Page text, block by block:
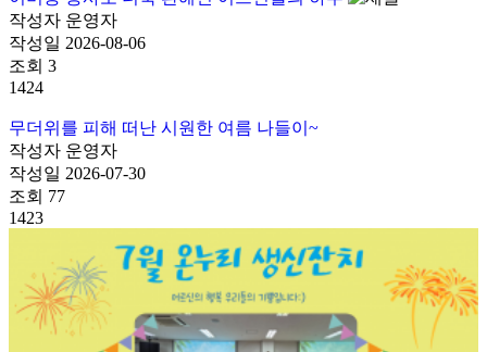
작성자 운영자
작성일 2026-08-06
조회 3
1424
무더위를 피해 떠난 시원한 여름 나들이~
작성자 운영자
작성일 2026-07-30
조회 77
1423